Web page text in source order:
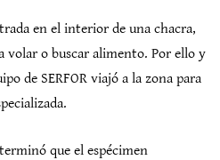
en el interior de una chacra,
volar o buscar alimento. Por ello y
de SERFOR viajó a la zona para
que el espécimen